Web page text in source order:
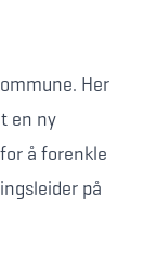
Her
en ny
å forenkle
på